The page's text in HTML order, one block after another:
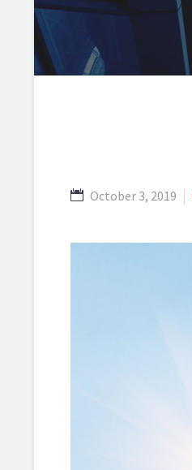
October 3, 2019